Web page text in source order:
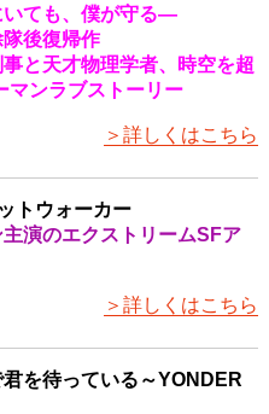
いても、僕が守る―
後復帰作
と天才物理学者、時空を超
マンラブストーリー
＞詳しくはこちら
トウォーカー
演のエクストリームSFア
＞詳しくはこちら
を待っている～YONDER